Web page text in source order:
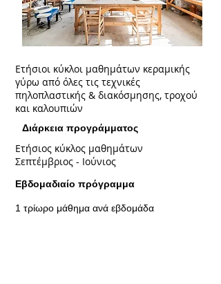
Ετήσιοι κύκλοι μαθημάτων κεραμικής
γύρω από όλες τις τεχνικές
πηλοπλαστικής & διακόσμησης, τροχού
και καλουπιών
Διάρκεια προγράμματος
Ετήσιος κύκλος μαθημάτων
Σεπτέμβριος - Ιούνιος
Εβδομαδιαίο πρόγραμμα
1 τρίωρο μάθημα ανά εβδομάδα